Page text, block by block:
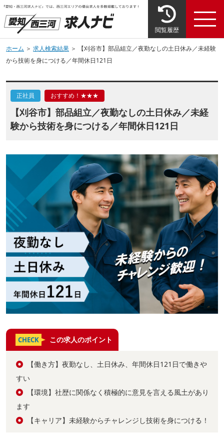
閲覧履歴
ホーム ＞ 求人検索結果 ＞ 【刈谷市】部品組立／夜勤なしの土日休み／未経験
から技術を身につける／年間休日121日
正社員 おすすめ！★★★
【刈谷市】部品組立／夜勤なしの土日休み／未経
験から技術を身につける／年間休日121日
CHECK この求人のポイント
【働き方】夜勤なし、土日休み、年間休日121日で働きや
すい
【環境】社歴に関係なく積極的に意見を言える風土があり
ます
【キャリア】未経験からチャレンジし技術を身につける！